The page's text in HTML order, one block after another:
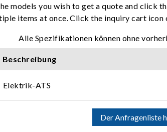
models you wish to get a quote and click
items at once. Click the inquiry cart
Alle Spezifikationen können ohne
Beschreibung
Elektrik-ATS
Der Anfragenliste